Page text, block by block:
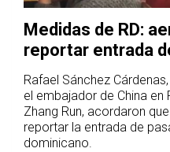
Medidas de RD:
reportar entrada
Rafael Sánchez
el embajador de China en
Zhang Run, acordaron
reportar la entrada de
dominicano.